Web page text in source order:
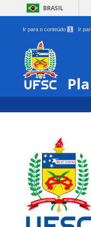
BRASIL
Ir para o conteúdo 1 Ir